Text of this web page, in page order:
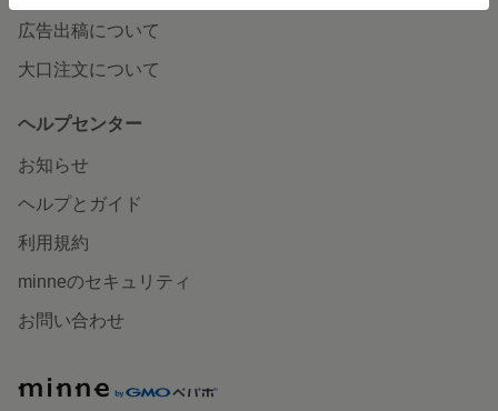
広告出稿について
大口注文について
ヘルプセンター
お知らせ
ヘルプとガイド
利用規約
minneのセキュリティ
お問い合わせ